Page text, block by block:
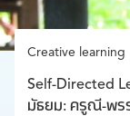
Creative learning
Self-Directed
มัธยม: ครูณี-พร